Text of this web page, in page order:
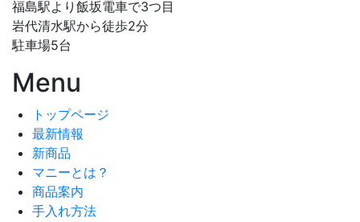
福島駅より飯坂電車で3つ目
岩代清水駅から徒歩2分
駐車場5台
Menu
トップページ
最新情報
新商品
マニーとは？
商品案内
手入れ方法